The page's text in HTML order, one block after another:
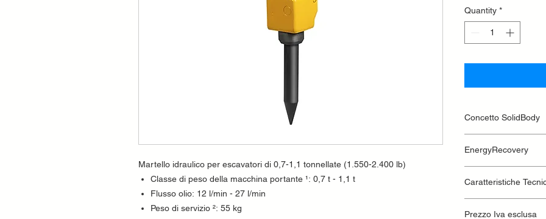
Martello idraulico per escavatori di 0,7-1,1 tonnellate (1.550-2.400 lb)
Classe di peso della macchina portante ¹: 0,7 t - 1,1 t
Flusso olio: 12 l/min - 27 l/min
Peso di servizio ²: 55 kg
Quantity *
Concetto SolidBody
guida in un unico
numero totale delle
elementi
manovrabilità. Il
EnergyRecovery
utilizzata per
necessità di ulteriori
ridurre le vibrazioni.
Caratteristiche
Classe di peso della
Prezzo Iva esclusa